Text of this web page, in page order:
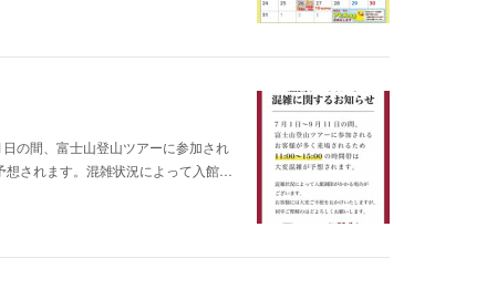
の間、富士山登山ツアーに参加され
想されます。混雑状況によって入館…